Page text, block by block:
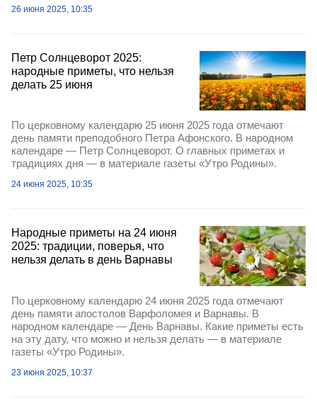
26 июня 2025, 10:35
Петр Солнцеворот 2025:
народные приметы, что нельзя
делать 25 июня
По церковному календарю 25 июня 2025 года отмечают
день памяти преподобного Петра Афонского. В народном
календаре — Петр Солнцеворот. О главных приметах и
традициях дня — в материале газеты «Утро Родины».
24 июня 2025, 10:35
Народные приметы на 24 июня
2025: традиции, поверья, что
нельзя делать в день Варнавы
По церковному календарю 24 июня 2025 года отмечают
день памяти апостолов Варфоломея и Варнавы. В
народном календаре — День Варнавы. Какие приметы есть
на эту дату, что можно и нельзя делать — в материале
газеты «Утро Родины».
23 июня 2025, 10:37